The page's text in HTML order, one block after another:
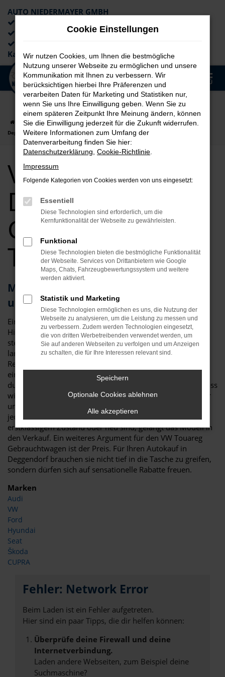
Zum
Hauptinhalt
springen
AUTO NIEDERMAYER GMBH
Lieferung an die Haustür
Kaufabwicklung
MENÜ
Startseite Deggendorf VW VW Touareg
VW Touareg für
Deggendorf Gebrauchtwagen Top Angebote
VW Touareg für
Deggendorf
Gebrauchtwagen
Top Angebote
Mit dem VW Touareg Gebrauchtwagen
unterwegs in Deggendorf
Ein VW Touareg Gebrauchtwagen ist gleich in mehrerlei
Hinsicht die perfekte Wahl für Deggendorf. An erster Stelle
steht die Qualität: der VW Touareg gilt als besonders
langlebig und zeigt sich nur wenig anfällig für Pannen. Zu
Reparaturen kommt es nur selten und so erwerben Sie mit
einem VW Touareg Gebrauchtwagen für Deggendorf ein
durch und durch zuverlässiges Fahrzeug. Hinzu kommt, dass
wir bei Auto Niedermayer jedes gebrauchte Fahrzeug einer
umfangreichen Kontrolle unterziehen. Nur, wenn wirklich
jedes Details stimmt und auch die Verschleißteile in
erstklassigem Zustand oder neu sind, gelangt das Modell in
den Verkauf. Ein weiteres Argument für den VW Touareg
Gebrauchtwagen ist der Preis. Für Ihren Autokauf in
Deggendorf brauchen sie nicht tief in die Tasche zu greifen,
sondern dürfen sich auf sensationelle Rabatte freuen.
Marken
Audi
VW
Ford
Hyundai
Seat
Škoda
CUPRA
Fehler: Network Error
Beim Laden ist ein Fehler aufgetreten.
Hier sind ein paar Tipps, die dir helfen können:
Überprüfe deine Firewall und deine
Internetverbindung.
Laden andere Webseiten, zum Beispiel deine
Suchmaschine?
Cookie Einstellungen
Wir nutzen Cookies, um Ihnen die bestmögliche
Nutzung unserer Webseite zu ermöglichen und unsere
Kommunikation mit Ihnen zu verbessern. Wir
berücksichtigen hierbei Ihre Präferenzen und
verarbeiten Daten für Marketing und Statistiken nur,
wenn Sie uns Ihre Einwilligung geben. Wenn Sie zu
einem späteren Zeitpunkt Ihre Meinung ändern, können
Sie die Einwilligung jederzeit für die Zukunft widerrufen.
Weitere Informationen zum Umfang der
Datenverarbeitung finden Sie hier:
Datenschutzerklärung Cookie-Richtlinie
Impressum
Folgende Kategorien von Cookies werden von uns eingesetzt:
Essentiell
Diese Technologien sind erforderlich, um die
Kernfunktionalität der Webseite zu gewährleisten.
Funktional
Diese Technologien bieten die bestmögliche Funktionalität
der Webseite. Services von Drittanbietern wie Google
Maps, Chats, Fahrzeugbewertungssystem und weitere
werden aktiviert.
Statistik und Marketing
Diese Technologien ermöglichen es uns, die Nutzung der
Webseite zu analysieren, um die Leistung zu messen und
zu verbessern. Zudem werden Technologien eingesetzt,
die von dritten Werbetreibenden verwendet werden, um
Sie auf anderen Webseiten zu verfolgen und um Anzeigen
zu schalten, die für Ihre Interessen relevant sind.
Speichern
Optionale Cookies ablehnen
Alle akzeptieren